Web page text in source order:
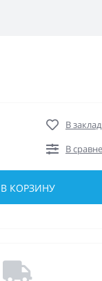
В
В
В КОРЗИНУ